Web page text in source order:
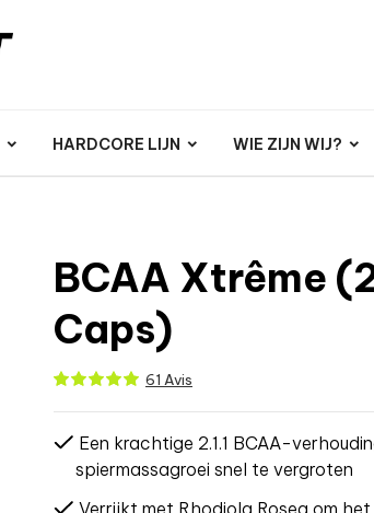
HARDCORE LIJN WIE ZIJN WIJ?
BCAA Xtrême
Caps)
61 Avis
Een krachtige 2.1.1 BCAA-
spiermassagroei snel te vergroten
Verrijkt met Rhodiola Rosea om